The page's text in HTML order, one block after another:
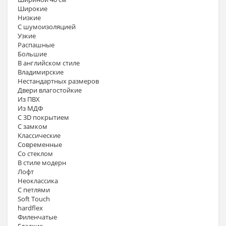
Широкие
Низкие
С шумоизоляцией
Узкие
Распашные
Большие
В английском стиле
Владимирские
Нестандартных размеров
Двери влагостойкие
Из ПВХ
Из МДФ
С 3D покрытием
С замком
Классические
Современные
Со стеклом
В стиле модерн
Лофт
Неоклассика
С петлями
Soft Touch
hardflex
Филенчатые